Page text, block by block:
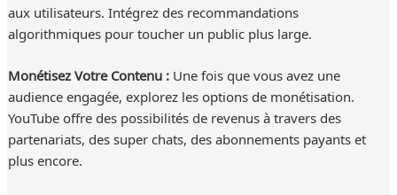
aux utilisateurs. Intégrez des recommandations
algorithmiques pour toucher un public plus large.
Monétisez Votre Contenu :Une fois que vous avez une
audience engagée, explorez les options de monétisation.
YouTube offre des possibilités de revenus à travers des
partenariats, des super chats, des abonnements payants et
plus encore.